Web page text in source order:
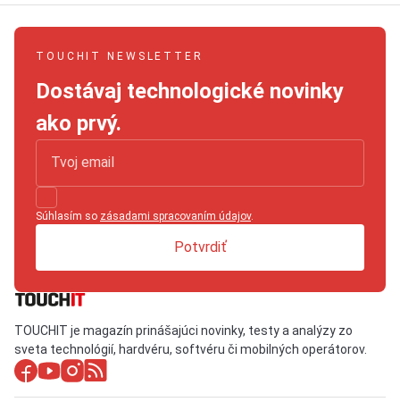
TOUCHIT NEWSLETTER
Dostávaj technologické novinky
ako prvý.
Súhlasím so zásadami spracovaním údajov.
Potvrdiť
TOUCHIT je magazín prinášajúci novinky, testy a analýzy zo
sveta technológií, hardvéru, softvéru či mobilných operátorov.